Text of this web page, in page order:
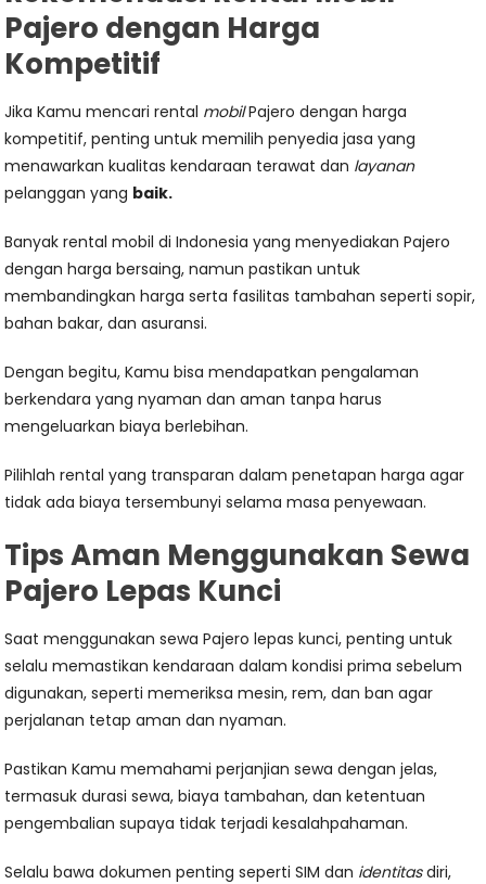
Pajero dengan Harga
Kompetitif
Jika Kamu mencari rental mobilPajero dengan harga
kompetitif, penting untuk memilih penyedia jasa yang
menawarkan kualitas kendaraan terawat dan layanan
pelanggan yang baik.
Banyak rental mobil di Indonesia yang menyediakan Pajero
dengan harga bersaing, namun pastikan untuk
membandingkan harga serta fasilitas tambahan seperti sopir,
bahan bakar, dan asuransi.
Dengan begitu, Kamu bisa mendapatkan pengalaman
berkendara yang nyaman dan aman tanpa harus
mengeluarkan biaya berlebihan.
Pilihlah rental yang transparan dalam penetapan harga agar
tidak ada biaya tersembunyi selama masa penyewaan.
Tips Aman Menggunakan Sewa
Pajero Lepas Kunci
Saat menggunakan sewa Pajero lepas kunci, penting untuk
selalu memastikan kendaraan dalam kondisi prima sebelum
digunakan, seperti memeriksa mesin, rem, dan ban agar
perjalanan tetap aman dan nyaman.
Pastikan Kamu memahami perjanjian sewa dengan jelas,
termasuk durasi sewa, biaya tambahan, dan ketentuan
pengembalian supaya tidak terjadi kesalahpahaman.
Selalu bawa dokumen penting seperti SIM dan identitasdiri,